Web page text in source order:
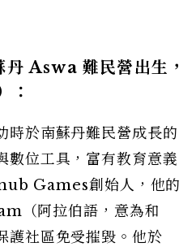
丹 Aswa 難民營出生，
：
時於南蘇丹難民營成長的
數位工具，富有教育意義
Games創始人，他的
（阿拉伯語，意為和
護社區免受摧毀。他於